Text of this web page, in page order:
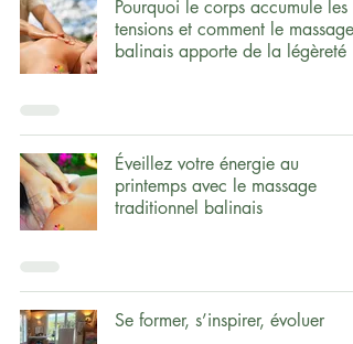
Pourquoi le corps accumule les
tensions et comment le massage
balinais apporte de la légèreté
Éveillez votre énergie au
printemps avec le massage
traditionnel balinais
Se former, s’inspirer, évoluer